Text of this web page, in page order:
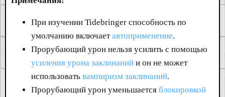
При изучении Tidebringer способность по
умолчанию включаетавтоприменение.
Прорубающий урон нельзя усилить с помощью
усиления урона заклинаний и он не может
использовать вампиризм заклинаний.
Прорубающий урон уменьшается блокировкой